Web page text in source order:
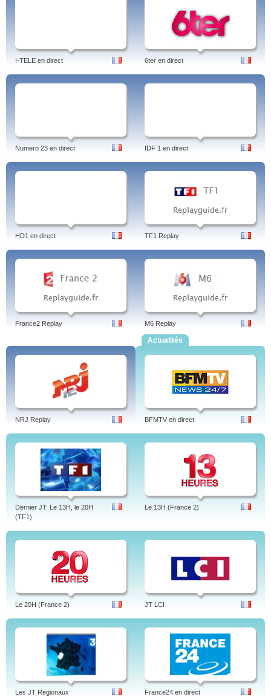
I-TELE en direct 6ter en direct
Numero 23 en direct IDF 1 en direct
HD1 en direct TF1 Replay
France2 Replay M6 Replay
NRJ Replay
Actualités
BFMTV en direct
Dernier JT: Le 13H, le 20H
(TF1)
Le 13H (France 2)
Le 20H (France 2) JT LCI
Les JT Regionaux France24 en direct